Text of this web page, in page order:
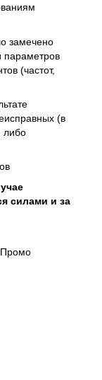
замечено
параметров
(частот,
(в
либо
силами и за